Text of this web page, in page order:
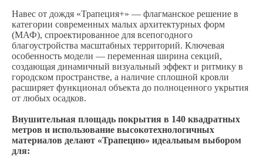
Навес от дождя «Трапеция+» — флагманское решение в
категории современных малых архитектурных форм
(МАФ), спроектированное для всепогодного
благоустройства масштабных территорий. Ключевая
особенность модели — переменная ширина секций,
создающая динамичный визуальный эффект и ритмику в
городском пространстве, а наличие сплошной кровли
расширяет функционал объекта до полноценного укрытия
от любых осадков.
Внушительная площадь покрытия в 140 квадратных
метров и использование высокотехнологичных
материалов делают «Трапецию» идеальным выбором
для: